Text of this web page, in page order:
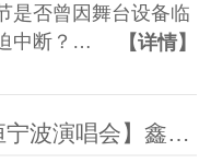
是否曾因舞台设备临
中断？…
【详情】
【姜育恒宁波演唱会】鑫禾舞美专业舞台搭建技术服务助力经典之声燃动奥体中心